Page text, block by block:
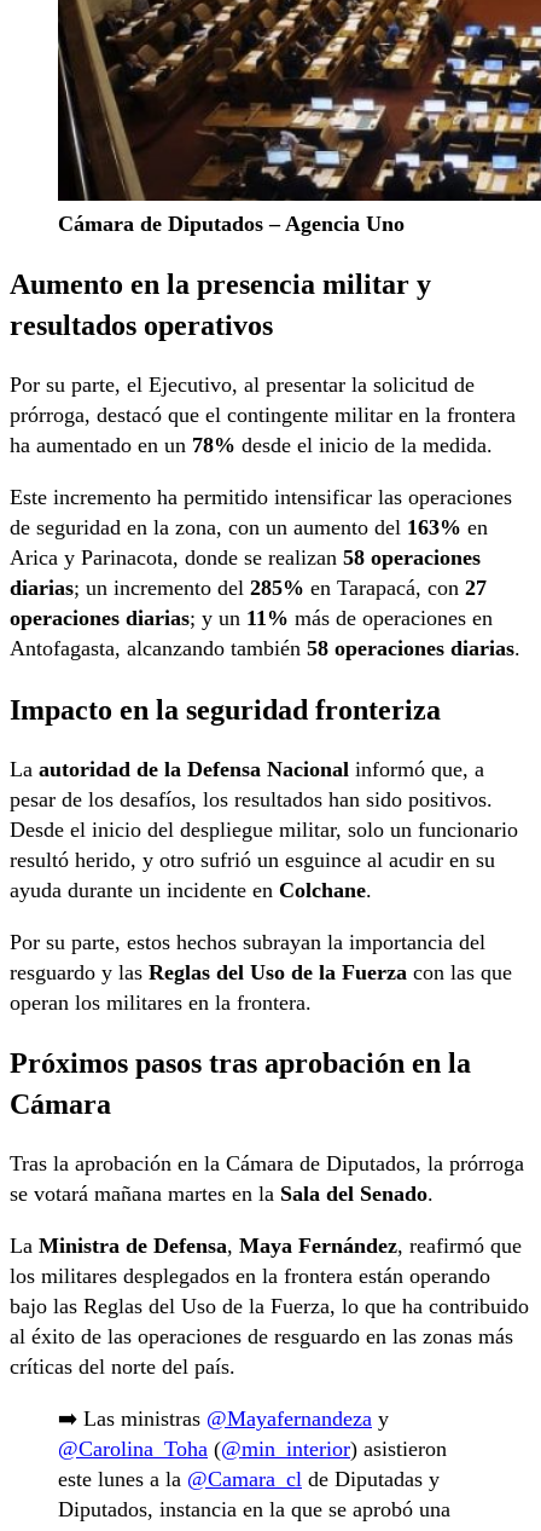
Cámara de Diputados – Agencia Uno
Aumento en la presencia militar y
resultados operativos
Por su parte, el Ejecutivo, al presentar la solicitud de
prórroga, destacó que el contingente militar en la frontera
ha aumentado en un 78% desde el inicio de la medida.
Este incremento ha permitido intensificar las operaciones
de seguridad en la zona, con un aumento del 163% en
Arica y Parinacota, donde se realizan 58 operaciones
diarias; un incremento del 285% en Tarapacá, con 27
operaciones diarias; y un 11% más de operaciones en
Antofagasta, alcanzando también 58 operaciones diarias.
Impacto en la seguridad fronteriza
La autoridad de la Defensa Nacional informó que, a
pesar de los desafíos, los resultados han sido positivos.
Desde el inicio del despliegue militar, solo un funcionario
resultó herido, y otro sufrió un esguince al acudir en su
ayuda durante un incidente en Colchane.
Por su parte, estos hechos subrayan la importancia del
resguardo y las Reglas del Uso de la Fuerza con las que
operan los militares en la frontera.
Próximos pasos tras aprobación en la
Cámara
Tras la aprobación en la Cámara de Diputados, la prórroga
se votará mañana martes en la Sala del Senado.
La Ministra de Defensa, Maya Fernández, reafirmó que
los militares desplegados en la frontera están operando
bajo las Reglas del Uso de la Fuerza, lo que ha contribuido
al éxito de las operaciones de resguardo en las zonas más
críticas del norte del país.
➡️ Las ministras @Mayafernandeza y
@Carolina_Toha (@min_interior) asistieron
este lunes a la @Camara_cl de Diputadas y
Diputados, instancia en la que se aprobó una